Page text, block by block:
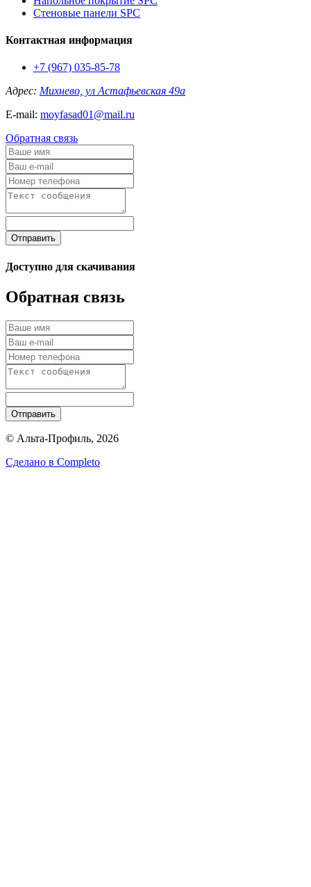
Стеновые панели SPC
Контактная информация
+7 (967) 035-85-78
Адрес: Михнево, ул Астафьевская 49а
E-mail: moyfasad01@mail.ru
Обратная связь
Отправить
Доступно для скачивания
Обратная связь
Отправить
© Альта-Профиль, 2026
Сделано в Completo